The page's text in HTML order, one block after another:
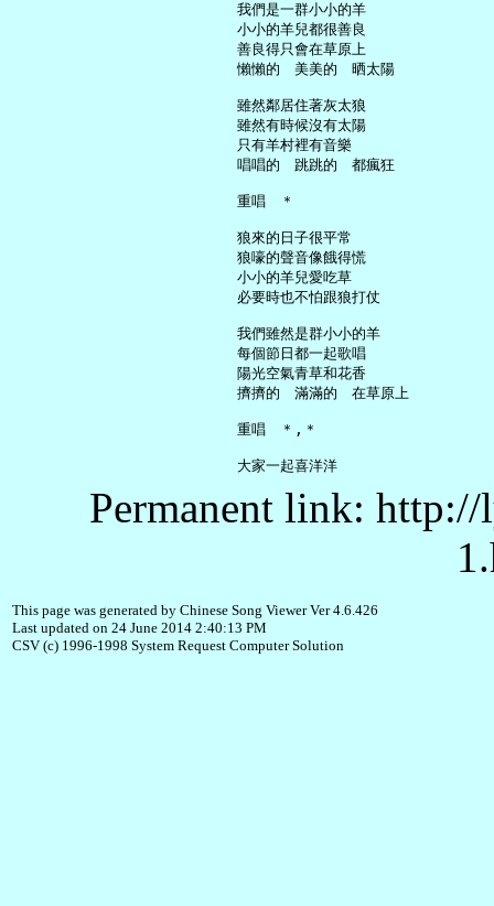
     我們是一群小小的羊
     小小的羊兒都很善良
     善良得只會在草原上
     懶懶的　美美的　晒太陽
     雖然鄰居住著灰太狼
     雖然有時候沒有太陽
     只有羊村裡有音樂
     唱唱的　跳跳的　都瘋狂
     重唱　＊
     狼來的日子很平常
     狼嚎的聲音像餓得慌
     小小的羊兒愛吃草
     必要時也不怕跟狼打仗
     我們雖然是群小小的羊
     每個節日都一起歌唱
     陽光空氣青草和花香
     擠擠的　滿滿的　在草原上
     重唱　＊,＊
Permanent link:
This page was generated by Chinese Song Viewer Ver 4.6.426
Last updated on 24 June 2014 2:40:13 PM
CSV (c) 1996-1998 System Request Computer Solution